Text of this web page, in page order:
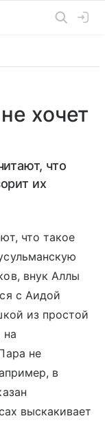
хочет
что
их
что такое
внук Аллы
с Аидой
из простой
на
не
в
выскакивает